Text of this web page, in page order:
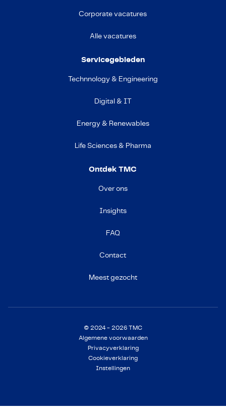
Corporate vacatures
Alle vacatures
Servicegebieden
Technnology & Engineering
Digital & IT
Energy & Renewables
Life Sciences & Pharma
Ontdek TMC
Over ons
Insights
FAQ
Contact
Meest gezocht
© 2024 - 2026 TMC
Algemene voorwaarden
Privacyverklaring
Cookieverklaring
Instellingen